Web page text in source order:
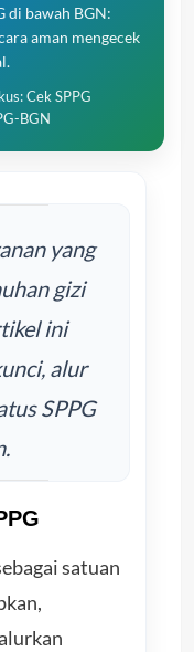
di bawah BGN:
aman mengecek
Cek SPPG
BGN
yang
gizi
ini
alur
SPPG
satuan